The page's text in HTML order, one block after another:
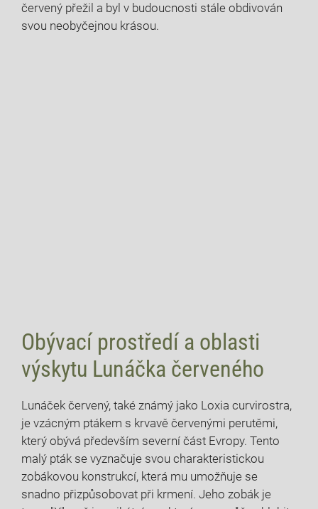
červený přežil a byl v budoucnosti stále obdivován
svou neobyčejnou krásou.
Obývací prostředí a oblasti
výskytu Lunáčka červeného
Lunáček červený, také známý jako Loxia curvirostra,
je vzácným ptákem s krvavě červenými perutěmi,
který obývá především severní část Evropy. Tento
malý pták se vyznačuje svou charakteristickou
zobákovou konstrukcí, která mu umožňuje se
snadno přizpůsobovat při krmení. Jeho zobák je